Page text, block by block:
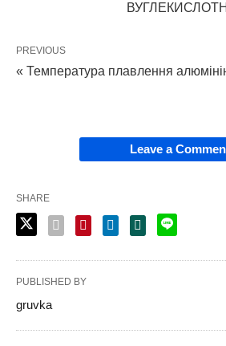
PREVIOUS
« Температура плавлення
Leave a
SHARE
PUBLISHED BY
gruvka